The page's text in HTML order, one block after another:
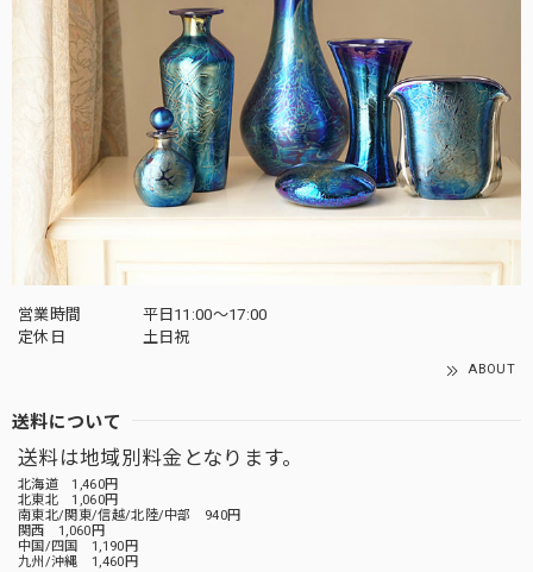
営業時間
平日11:00～17:00
定休日
土日祝
ABOUT
送料について
送料は地域別料金となります。
北海道 1,460円
北東北 1,060円
南東北/関東/信越/北陸/中部 940円
関西 1,060円
中国/四国 1,190円
九州/沖縄 1,460円